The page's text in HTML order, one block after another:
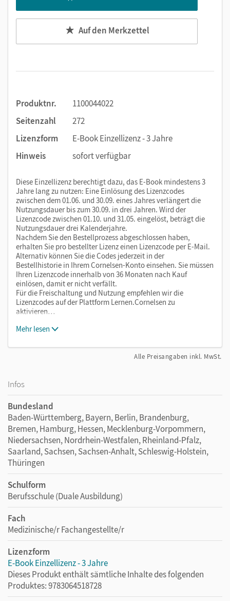
Auf den Merkzettel
Produktnr.
1100044022
Seitenzahl
272
Lizenzform
E-Book Einzellizenz - 3 Jahre
Hinweis
sofort verfügbar
Diese Einzellizenz berechtigt dazu, das E-Book mindestens 3
Jahre lang zu nutzen: Eine Einlösung des Lizenzcodes
zwischen dem 01.06. und 30.09. eines Jahres verlängert die
Nutzungsdauer bis zum 30.09. in drei Jahren. Wird der
Lizenzcode zwischen 01.10. und 31.05. eingelöst, beträgt die
Nutzungsdauer drei Kalenderjahre.
Nachdem Sie den Bestellprozess abgeschlossen haben,
erhalten Sie pro bestellter Lizenz einen Lizenzcode per E-Mail.
Alternativ können Sie die Codes jederzeit in der
Bestellhistorie in Ihrem Cornelsen-Konto einsehen. Sie müssen
Ihren Lizenzcode innerhalb von 36 Monaten nach Kauf
einlösen, damit er nicht verfällt.
Für die Freischaltung und Nutzung empfehlen wir die
Lizenzcodes auf der Plattform Lernen.Cornelsen zu
aktivieren…
Mehr lesen
Alle Preisangaben inkl. MwSt.
Infos
Bundesland
Baden-Württemberg, Bayern, Berlin, Brandenburg,
Bremen, Hamburg, Hessen, Mecklenburg-Vorpommern,
Niedersachsen, Nordrhein-Westfalen, Rheinland-Pfalz,
Saarland, Sachsen, Sachsen-Anhalt, Schleswig-Holstein,
Thüringen
Schulform
Berufsschule (Duale Ausbildung)
Fach
Medizinische/r Fachangestellte/r
Lizenzform
E-Book Einzellizenz - 3 Jahre
Dieses Produkt enthält sämtliche Inhalte des folgenden
Produktes: 9783064518728